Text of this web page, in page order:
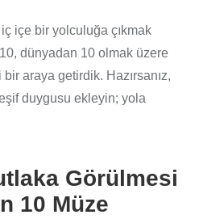
içe bir yolculuğa çıkmak
dünyadan 10 olmak üzere
araya getirdik. Hazırsanız,
duygusu ekleyin; yola
Görülmesi
10 Müze